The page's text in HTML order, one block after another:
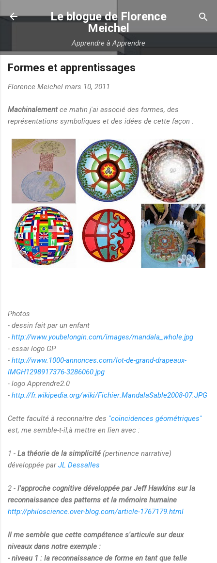
Accéder au contenu principal
Le blogue de Florence
Meichel
Apprendre à Apprendre
Formes et apprentissages
Florence Meichel mars 10, 2011
Machinalementce matin j'ai associé des formes, des
représentations symboliques et des idées de cette façon :
Photos
- dessin fait par un enfant
- http://www.youbelongin.com/images/mandala_whole.jpg
- essai logo GP
- http://www.1000-annonces.com/lot-de-grand-drapeaux-
IMGH1298917376-3286060.jpg
- logo Apprendre2.0
- http://fr.wikipedia.org/wiki/Fichier:MandalaSable2008-07.JPG
Cette faculté à reconnaitre des "coïncidences géométriques"
est, me semble-t-il,à mettre en lien avec :
1 - La théorie de la simplicité (pertinence narrative)
développée parJL Dessalles
2 - l'approche cognitive développée par Jeff Hawkins sur la
reconnaissance des patterns et la mémoire humaine
http://philoscience.over-blog.com/article-1767179.html
Il me semble que cette compétence s'articule sur deux
niveaux dans notre exemple :
- niveau 1 : la reconnaissance de forme en tant que telle